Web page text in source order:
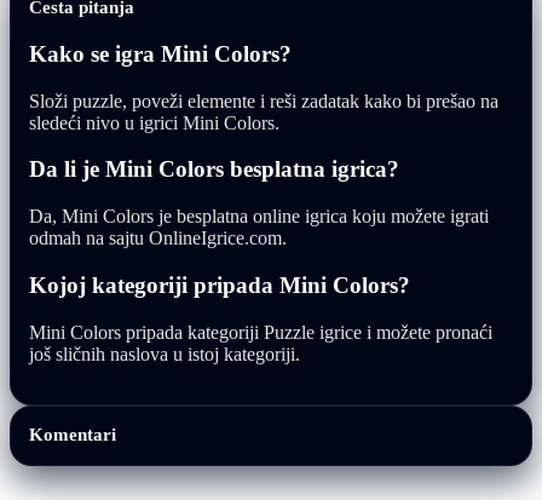
Česta pitanja
Kako se igra Mini Colors?
Složi puzzle, poveži elemente i reši zadatak kako bi prešao na
sledeći nivo u igrici Mini Colors.
Da li je Mini Colors besplatna igrica?
Da, Mini Colors je besplatna online igrica koju možete igrati
odmah na sajtu OnlineIgrice.com.
Kojoj kategoriji pripada Mini Colors?
Mini Colors pripada kategoriji Puzzle igrice i možete pronaći
još sličnih naslova u istoj kategoriji.
Komentari